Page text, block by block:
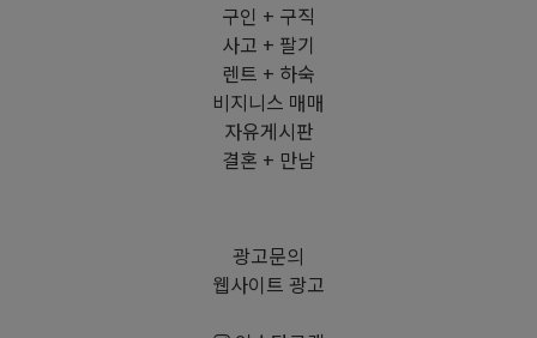
구인 + 구직
사고 + 팔기
렌트 + 하숙
비지니스 매매
자유게시판
결혼 + 만남
광고문의
웹사이트 광고